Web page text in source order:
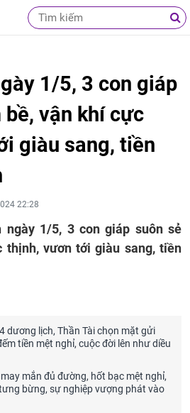
1/5, 3 con giáp
vận khí cực
giàu sang, tiền
22:28
ngày 1/5, 3 con giáp suôn sẻ
thịnh, vươn tới giàu sang, tiền
dương lịch, Thần Tài chọn mặt gửi
tiền mệt nghỉ, cuộc đời lên như diều
mắn đủ đường, hốt bạc mệt nghỉ,
bừng, sự nghiệp vượng phát vào